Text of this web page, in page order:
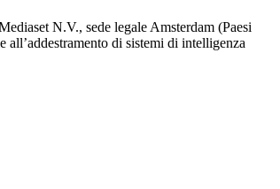
N.V., sede legale Amsterdam (Paesi
di sistemi di intelligenza